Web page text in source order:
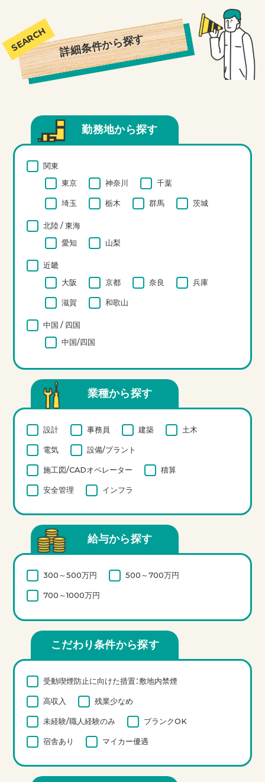
詳細条件から探す
勤務地から探す
関東
東京
神奈川 千葉
埼玉 栃木 群馬 茨城
北陸 / 東海
愛知
山梨
近畿
大阪
京都 奈良 兵庫
滋賀 和歌山
中国 / 四国
中国/四国
業種から探す
設計 事務員 建築 土木
電気 設備/プラント
施工図/CADオペレーター 積算
安全管理 インフラ
給与から探す
300～500万円 500～700万円
700～1000万円
こだわり条件から探す
受動喫煙防止に向けた措置：敷地内禁煙
高収入 残業少なめ
未経験/職人経験のみ ブランクOK
宿舎あり マイカー優遇